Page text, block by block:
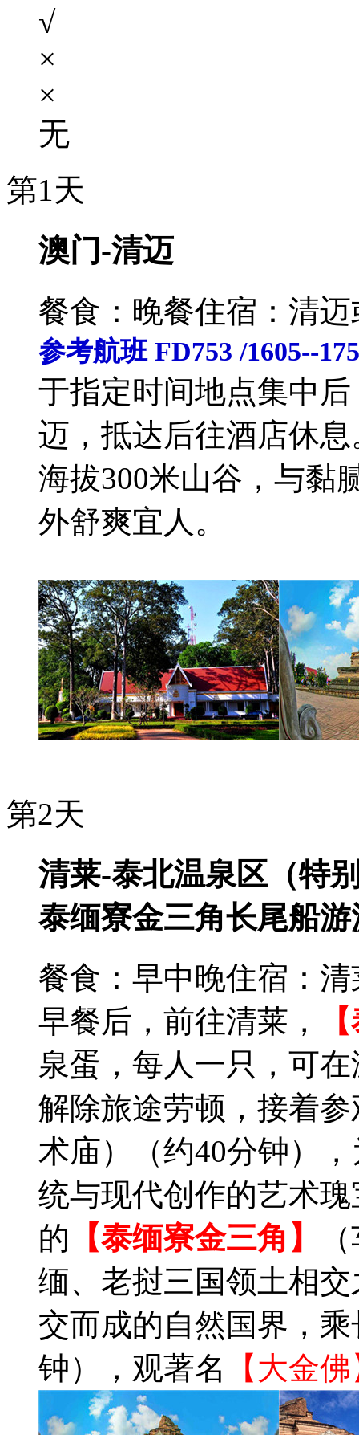
√
×
×
无
第1天
澳门-清迈
餐食：晚餐住宿：清
参考航班 FD753 /1605--
于指定时间地点集中
迈，抵达后往酒店休
海拔300米山谷，与黏
外舒爽宜人。
第2天
清莱-泰北温泉区（特
泰缅寮金三角长尾船
餐食：早中晚住宿：
早餐后，前往清莱，
泉蛋，每人一只，可
解除旅途劳顿，接着参
术庙）（约40分钟）
统与现代创作的艺术
的 【泰缅寮金三角】
缅、老挝三国领土相
交而成的自然国界，
钟），观著名
【大金